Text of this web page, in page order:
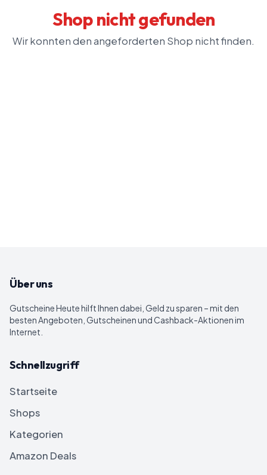
Shop nicht gefunden
Wir konnten den angeforderten Shop nicht finden.
Über uns
Gutscheine Heutehilft Ihnen dabei, Geld zu sparen – mit den
besten Angeboten, Gutscheinen und Cashback-Aktionen im
Internet.
Schnellzugriff
Startseite
Shops
Kategorien
Amazon Deals